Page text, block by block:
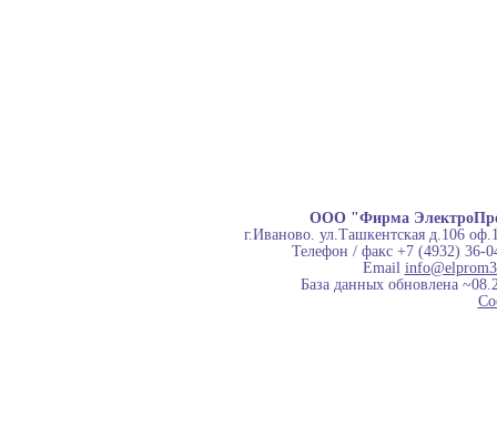
ООО "Фирма
г.Иваново. ул.Ташкентская д.106
Телефон / факс +7 (4932) 36-
Email
База данных обновлена